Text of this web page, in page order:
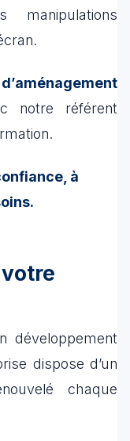
notre référent
à
développement
dispose d’un
chaque